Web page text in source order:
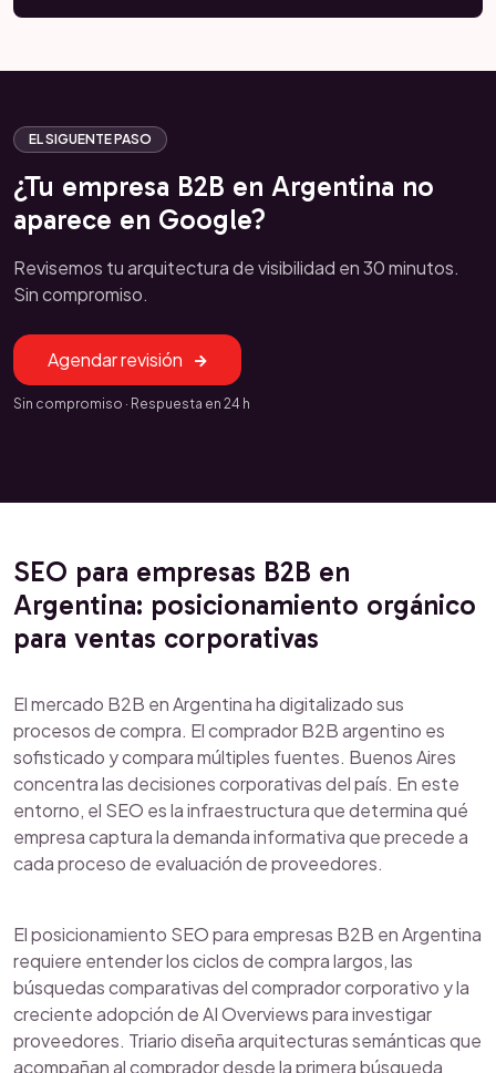
EL SIGUENTE PASO
¿Tu empresa B2B en Argentina no
aparece en Google?
Revisemos tu arquitectura de visibilidad en 30 minutos.
Sin compromiso.
Agendar revisión
Sin compromiso · Respuesta en 24 h
SEO para empresas B2B en
Argentina: posicionamiento orgánico
para ventas corporativas
El mercado B2B en Argentina ha digitalizado sus
procesos de compra. El comprador B2B argentino es
sofisticado y compara múltiples fuentes. Buenos Aires
concentra las decisiones corporativas del país. En este
entorno, el SEO es la infraestructura que determina qué
empresa captura la demanda informativa que precede a
cada proceso de evaluación de proveedores.
El posicionamiento SEO para empresas B2B en Argentina
requiere entender los ciclos de compra largos, las
búsquedas comparativas del comprador corporativo y la
creciente adopción de AI Overviews para investigar
proveedores. Triario diseña arquitecturas semánticas que
acompañan al comprador desde la primera búsqueda